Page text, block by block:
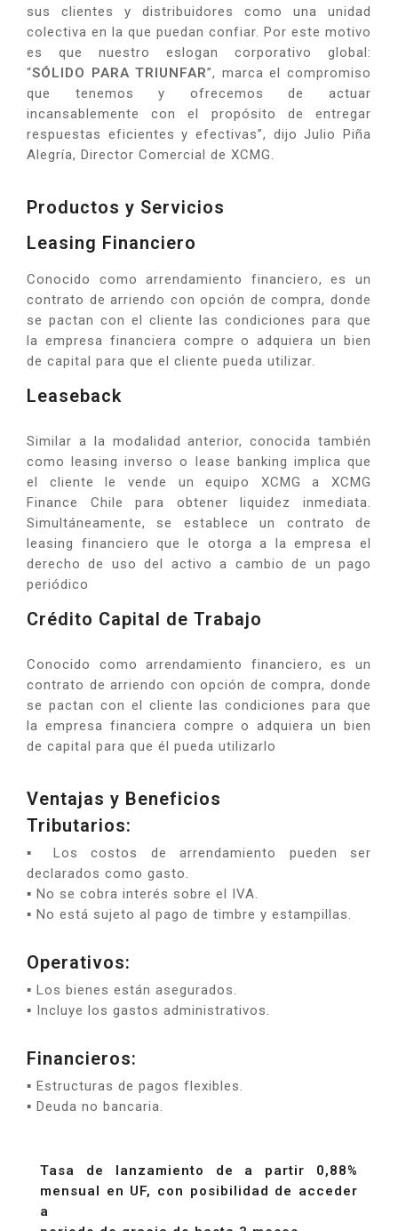
sus clientes y distribuidores como una unidad
colectiva en la que puedan confiar. Por este motivo
es que nuestro eslogan corporativo global:
“SÓLIDO PARA TRIUNFAR”, marca el compromiso
que tenemos y ofrecemos de actuar
incansablemente con el propósito de entregar
respuestas eficientes y efectivas”, dijo Julio Piña
Alegría, Director Comercial de XCMG.
Productos y Servicios
Leasing Financiero
Conocido como arrendamiento financiero, es un
contrato de arriendo con opción de compra, donde
se pactan con el cliente las condiciones para que
la empresa financiera compre o adquiera un bien
de capital para que el cliente pueda utilizar.
Leaseback
Similar a la modalidad anterior, conocida también
como leasing inverso o lease banking implica que
el cliente le vende un equipo XCMG a XCMG
Finance Chile para obtener liquidez inmediata.
Simultáneamente, se establece un contrato de
leasing financiero que le otorga a la empresa el
derecho de uso del activo a cambio de un pago
periódico
Crédito Capital de Trabajo
Conocido como arrendamiento financiero, es un
contrato de arriendo con opción de compra, donde
se pactan con el cliente las condiciones para que
la empresa financiera compre o adquiera un bien
de capital para que él pueda utilizarlo
Ventajas y Beneficios
Tributarios:
▪ Los costos de arrendamiento pueden ser
declarados como gasto.
▪ No se cobra interés sobre el IVA.
▪ No está sujeto al pago de timbre y estampillas.
Operativos:
▪ Los bienes están asegurados.
▪ Incluye los gastos administrativos.
Financieros:
▪ Estructuras de pagos flexibles.
▪ Deuda no bancaria.
Tasa de lanzamiento de a partir 0,88%
mensual en UF, con posibilidad de acceder
a